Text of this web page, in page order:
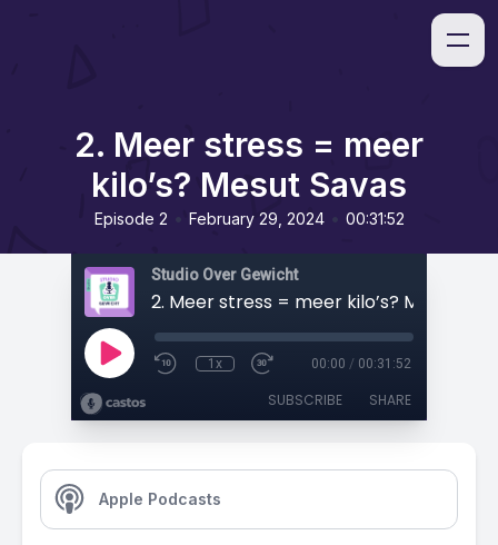
2. Meer stress = meer
kilo’s? Mesut Savas
Episode 2 February 29, 2024 00:31:52
Studio Over Gewicht
2. Meer stress = meer kilo’s? Mesut
1x 00:00 / 00:31:52
SUBSCRIBE SHARE
Apple Podcasts